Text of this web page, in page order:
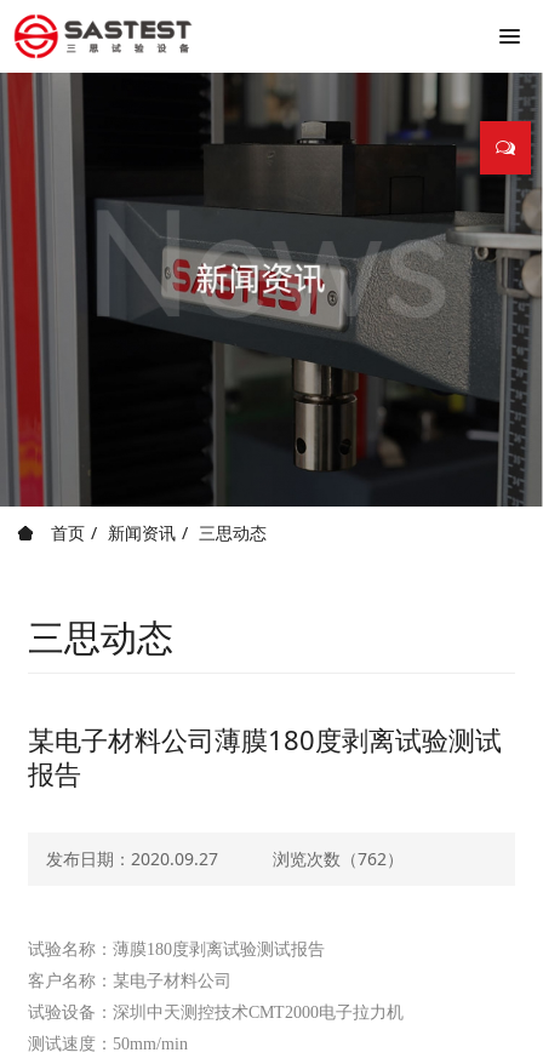
首页 新闻资讯 三思动态
三思动态
某电子材料公司薄膜180度剥离试验测试
报告
发布日期：2020.09.27 浏览次数（762）
试验名称：薄膜180度剥离试验测试报告
客户名称：某电子材料公司
试验设备：深圳中天测控技术CMT2000电子拉力机
测试速度：50mm/min